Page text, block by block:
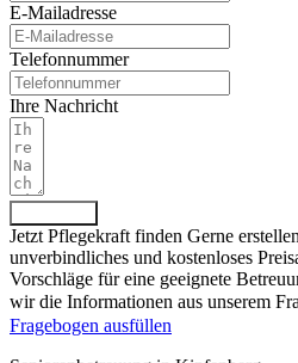
E-Mailadresse
Telefonnummer
Ihre Nachricht
Jetzt Pflegekraft finden Gerne
unverbindliches und kostenloses
Vorschläge für eine geeignete
wir die Informationen aus unserem
Fragebogen ausfüllen